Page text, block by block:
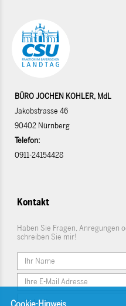
BÜRO JOCHEN KOHLER, MdL
Jakobstrasse 46
90402 Nürnberg
Telefon:
0911-24154428
Kontakt
Haben Sie Fragen, Anregungen
schreiben Sie mir!